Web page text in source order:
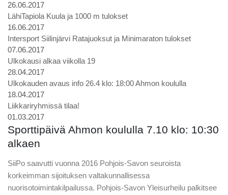
26.06.2017
LähiTapiola Kuula ja 1000 m tulokset
16.06.2017
Intersport Siilinjärvi Ratajuoksut ja Minimaraton tulokset
07.06.2017
Ulkokausi alkaa viikolla 19
28.04.2017
Ulkokauden avaus info 26.4 klo: 18:00 Ahmon koululla
18.04.2017
Liikkariryhmissä tilaa!
01.03.2017
Sporttipäivä Ahmon koululla 7.10 klo: 10:30
alkaen
SiiPo saavutti vuonna 2016 Pohjois-Savon seuroista
korkeimman sijoituksen valtakunnallisessa
nuorisotoimintakilpailussa. Pohjois-Savon Yleisurheilu palkitsee